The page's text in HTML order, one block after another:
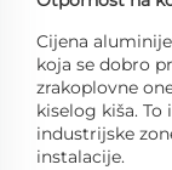
Cijena
koja se dobro
zrakoplovne
kiselog kiša.
industrijske
instalacije.